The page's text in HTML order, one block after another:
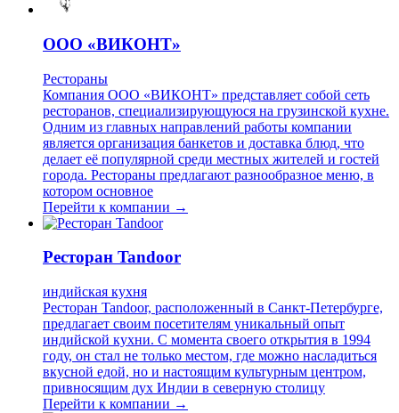
ООО «ВИКОНТ»
Рестораны
Компания ООО «ВИКОНТ» представляет собой сеть
ресторанов, специализирующуюся на грузинской кухне.
Одним из главных направлений работы компании
является организация банкетов и доставка блюд, что
делает её популярной среди местных жителей и гостей
города. Рестораны предлагают разнообразное меню, в
котором основное
Перейти к компании →
Ресторан Tandoor
индийская кухня
Ресторан Tandoor, расположенный в Санкт-Петербурге,
предлагает своим посетителям уникальный опыт
индийской кухни. С момента своего открытия в 1994
году, он стал не только местом, где можно насладиться
вкусной едой, но и настоящим культурным центром,
привносящим дух Индии в северную столицу
Перейти к компании →